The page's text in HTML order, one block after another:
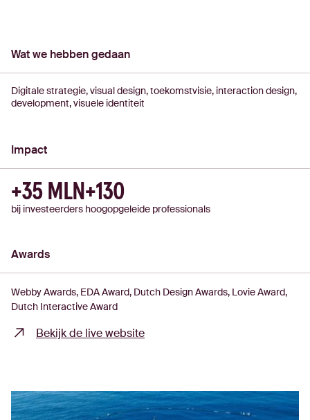
Wat we hebben gedaan
Digitale strategie, visual design, toekomstvisie, interaction design,
development, visuele identiteit
Impact
+35 MLN
bij investeerders
+130
hoogopgeleide professionals
Awards
Webby Awards EDA Award Dutch Design Awards Lovie Award
Dutch Interactive Award
Bekijk de live website